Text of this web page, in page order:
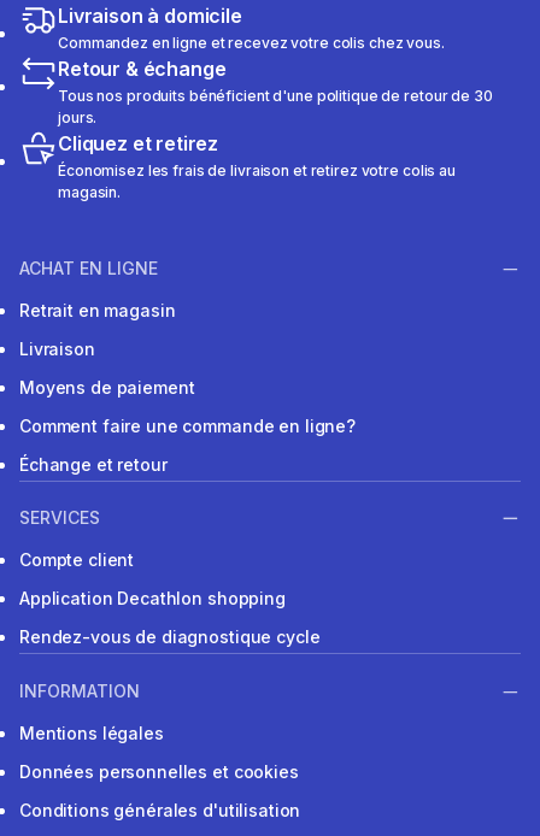
Livraison à domicile
Commandez en ligne et recevez votre colis chez vous.
Retour & échange
Tous nos produits bénéficient d'une politique de retour de 30
jours.
Cliquez et retirez
Économisez les frais de livraison et retirez votre colis au
magasin.
ACHAT EN LIGNE
Retrait en magasin
Livraison
Moyens de paiement
Comment faire une commande en ligne?
Échange et retour
SERVICES
Compte client
Application Decathlon shopping
Rendez-vous de diagnostique cycle
INFORMATION
Mentions légales
Données personnelles et cookies
Conditions générales d'utilisation